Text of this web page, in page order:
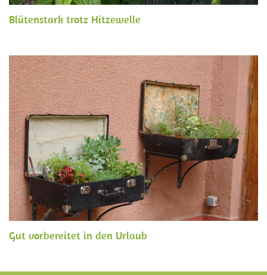
Blütenstark trotz Hitzewelle
Gut vorbereitet in den Urlaub